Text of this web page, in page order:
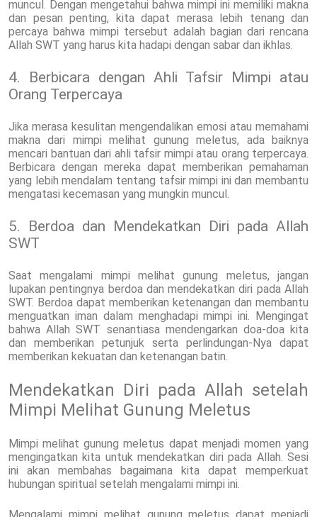
muncul. Dengan mengetahui bahwa mimpi ini memiliki makna
dan pesan penting, kita dapat merasa lebih tenang dan
percaya bahwa mimpi tersebut adalah bagian dari rencana
Allah SWT yang harus kita hadapi dengan sabar dan ikhlas.
4. Berbicara dengan Ahli Tafsir Mimpi atau
Orang Terpercaya
Jika merasa kesulitan mengendalikan emosi atau memahami
makna dari mimpi melihat gunung meletus, ada baiknya
mencari bantuan dari ahli tafsir mimpi atau orang terpercaya.
Berbicara dengan mereka dapat memberikan pemahaman
yang lebih mendalam tentang tafsir mimpi ini dan membantu
mengatasi kecemasan yang mungkin muncul.
5. Berdoa dan Mendekatkan Diri pada Allah
SWT
Saat mengalami mimpi melihat gunung meletus, jangan
lupakan pentingnya berdoa dan mendekatkan diri pada Allah
SWT. Berdoa dapat memberikan ketenangan dan membantu
menguatkan iman dalam menghadapi mimpi ini. Mengingat
bahwa Allah SWT senantiasa mendengarkan doa-doa kita
dan memberikan petunjuk serta perlindungan-Nya dapat
memberikan kekuatan dan ketenangan batin.
Mendekatkan Diri pada Allah setelah
Mimpi Melihat Gunung Meletus
Mimpi melihat gunung meletus dapat menjadi momen yang
mengingatkan kita untuk mendekatkan diri pada Allah. Sesi
ini akan membahas bagaimana kita dapat memperkuat
hubungan spiritual setelah mengalami mimpi ini.